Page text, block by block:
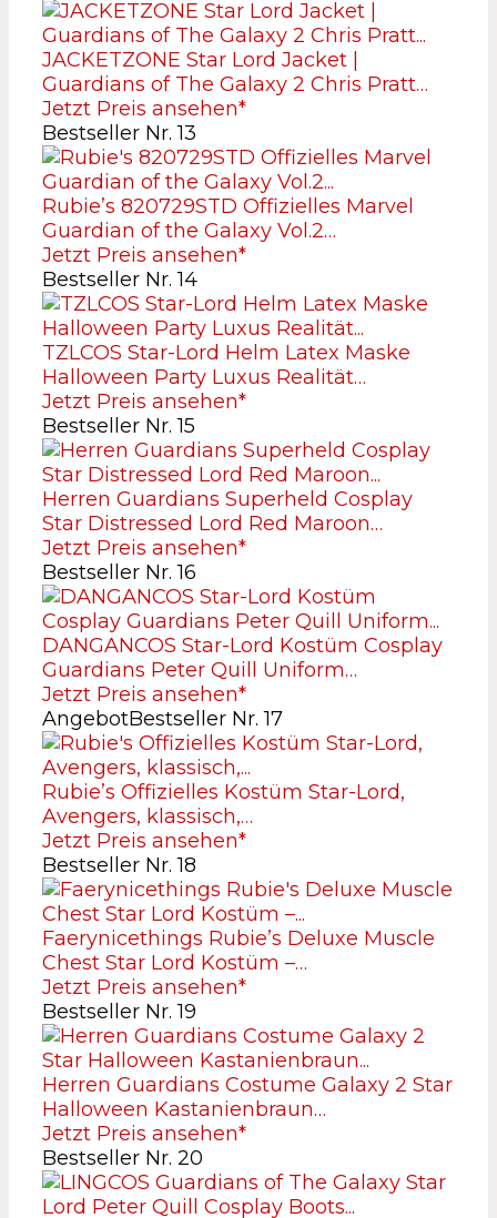
JACKETZONE Star Lord Jacket |
Guardians of The Galaxy 2 Chris Pratt…
Jetzt Preis ansehen*
Bestseller Nr. 13
Rubie’s 820729STD Offizielles Marvel
Guardian of the Galaxy Vol.2…
Jetzt Preis ansehen*
Bestseller Nr. 14
TZLCOS Star-Lord Helm Latex Maske
Halloween Party Luxus Realität…
Jetzt Preis ansehen*
Bestseller Nr. 15
Herren Guardians Superheld Cosplay
Star Distressed Lord Red Maroon…
Jetzt Preis ansehen*
Bestseller Nr. 16
DANGANCOS Star-Lord Kostüm Cosplay
Guardians Peter Quill Uniform…
Jetzt Preis ansehen*
AngebotBestseller Nr. 17
Rubie’s Offizielles Kostüm Star-Lord,
Avengers, klassisch,…
Jetzt Preis ansehen*
Bestseller Nr. 18
Faerynicethings Rubie’s Deluxe Muscle
Chest Star Lord Kostüm –…
Jetzt Preis ansehen*
Bestseller Nr. 19
Herren Guardians Costume Galaxy 2 Star
Halloween Kastanienbraun…
Jetzt Preis ansehen*
Bestseller Nr. 20